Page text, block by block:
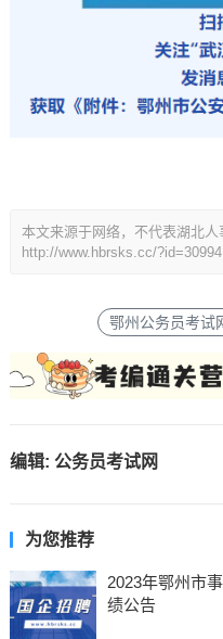
本文来源于网络，不代表湖北人
http://www.hbrsks.cc/?id=30994
鄂州公务员考试
编辑: 公务员考试网
为您推荐
2023年鄂州市
绩公告